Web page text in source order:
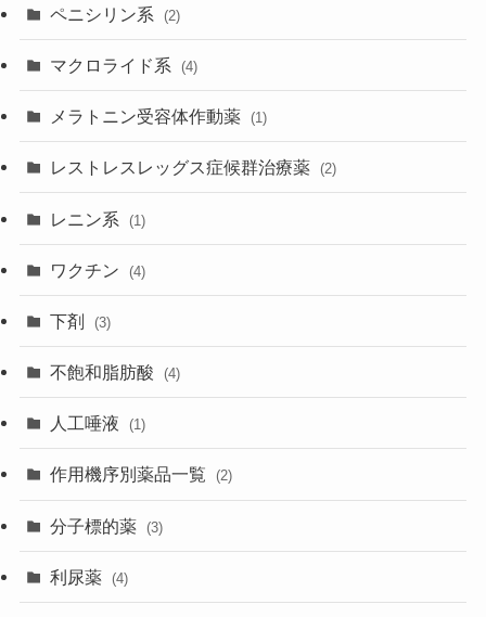
ペニシリン系 (2)
マクロライド系 (4)
メラトニン受容体作動薬 (1)
レストレスレッグス症候群治療薬 (2)
レニン系 (1)
ワクチン (4)
下剤 (3)
不飽和脂肪酸 (4)
人工唾液 (1)
作用機序別薬品一覧 (2)
分子標的薬 (3)
利尿薬 (4)